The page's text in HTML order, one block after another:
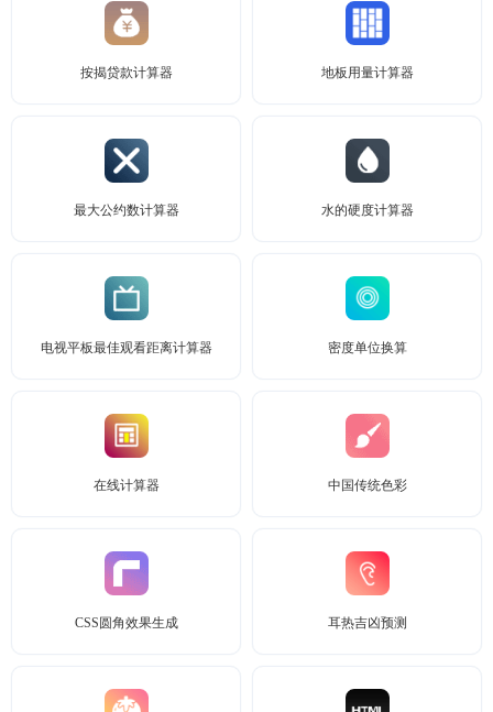
按揭贷款计算器 地板用量计算器
最大公约数计算器 水的硬度计算器
电视平板最佳观看距离计算器 密度单位换算
在线计算器 中国传统色彩
CSS圆角效果生成 耳热吉凶预测